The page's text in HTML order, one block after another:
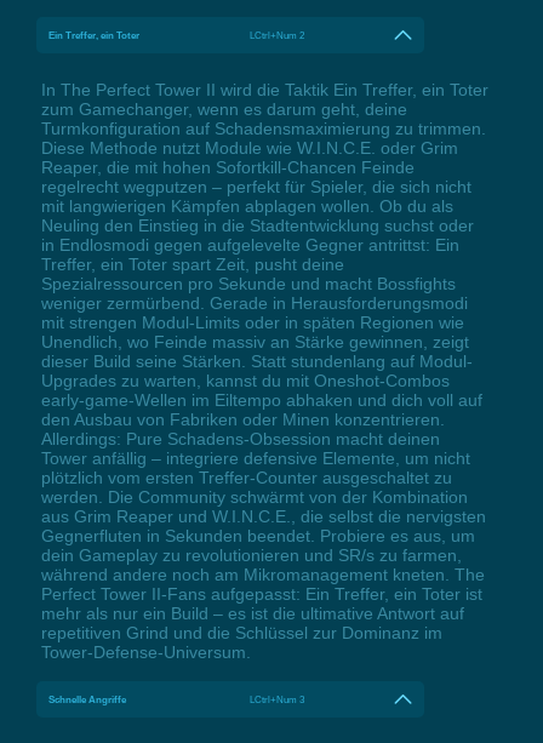
Ein Treffer, ein Toter LCtrl+Num 2
In The Perfect Tower II wird die Taktik Ein Treffer, ein Toter
zum Gamechanger, wenn es darum geht, deine
Turmkonfiguration auf Schadensmaximierung zu trimmen.
Diese Methode nutzt Module wie W.I.N.C.E. oder Grim
Reaper, die mit hohen Sofortkill-Chancen Feinde
regelrecht wegputzen – perfekt für Spieler, die sich nicht
mit langwierigen Kämpfen abplagen wollen. Ob du als
Neuling den Einstieg in die Stadtentwicklung suchst oder
in Endlosmodi gegen aufgelevelte Gegner antrittst: Ein
Treffer, ein Toter spart Zeit, pusht deine
Spezialressourcen pro Sekunde und macht Bossfights
weniger zermürbend. Gerade in Herausforderungsmodi
mit strengen Modul-Limits oder in späten Regionen wie
Unendlich, wo Feinde massiv an Stärke gewinnen, zeigt
dieser Build seine Stärken. Statt stundenlang auf Modul-
Upgrades zu warten, kannst du mit Oneshot-Combos
early-game-Wellen im Eiltempo abhaken und dich voll auf
den Ausbau von Fabriken oder Minen konzentrieren.
Allerdings: Pure Schadens-Obsession macht deinen
Tower anfällig – integriere defensive Elemente, um nicht
plötzlich vom ersten Treffer-Counter ausgeschaltet zu
werden. Die Community schwärmt von der Kombination
aus Grim Reaper und W.I.N.C.E., die selbst die nervigsten
Gegnerfluten in Sekunden beendet. Probiere es aus, um
dein Gameplay zu revolutionieren und SR/s zu farmen,
während andere noch am Mikromanagement kneten. The
Perfect Tower II-Fans aufgepasst: Ein Treffer, ein Toter ist
mehr als nur ein Build – es ist die ultimative Antwort auf
repetitiven Grind und die Schlüssel zur Dominanz im
Tower-Defense-Universum.
Schnelle Angriffe LCtrl+Num 3